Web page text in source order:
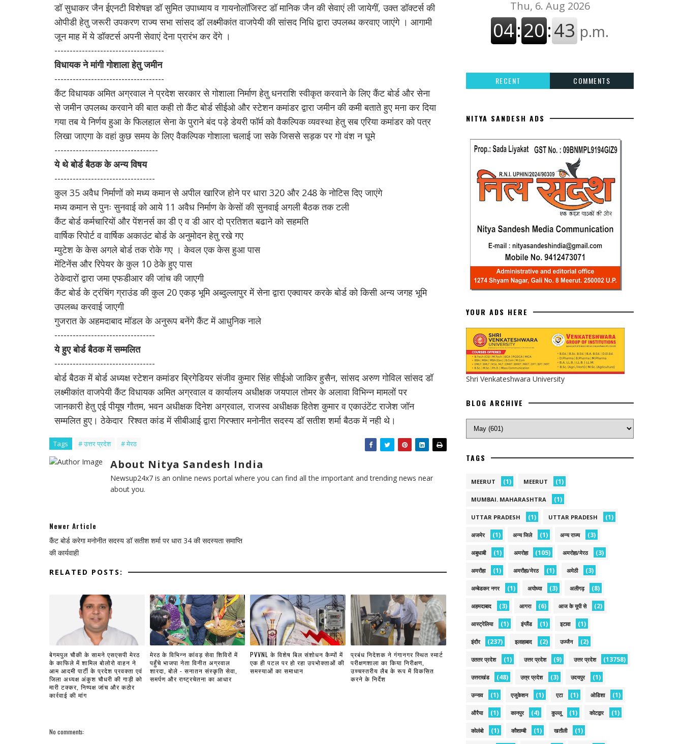
डॉ सुधाकर जैन ईएनटी विशेषज्ञ डॉ सुमित उपाध्याय व गायनोलॉजिस्ट डॉ मानिक जैन की सेवाएं ली जायेगीं, उक्त डॉक्टर्स की
ओपीडी हेतु जरूरी उपकरण राज्य सभा सांसद डॉ लक्ष्मीकांत वाजपेयी की सांसद निधि द्वारा उपलब्ध करवाए जाएंगे । आगामी
जून माह में ये डॉक्टर्स अपनी सेवाएं देना प्रारंभ कर देंगे ।
------------------------------------
विधायक ने मांगी गोशाला हेतु जमीन
------------------------------------
कैंट विधायक अमित अग्रवाल ने प्रदेश सरकार से गोशाला निर्माण हेतु धनराशि स्वीकृत करवाने के लिए कैंट बोर्ड और सेना
से जमीन उपलब्ध करवाने की बात कही तो कैंट बोर्ड सीईओ और स्टेशन कमांडर द्वारा जमीन की कमी बताते हुए मना कर दिया
गया तब ये निर्णय हुआ के फिलहाल सेना के पुराने बंद पड़े डेयरी फॉर्म को वैकल्पिक व्यवस्था हेतु सब एरिया कमांडर को पत्र
लिखा जाएगा के वहां कुछ समय के लिए वैकल्पिक गोशाला चलाई जा सके जिससे सड़क पर गो वंश न घूमे
----------------------------------
ये थे बोर्ड बैठक के अन्य विषय
---------------------------------
कुल 35 अवैध निर्माणों को मध्य कमान से अपील खारिज होने पर धारा 320 और 248 के नोटिस दिए जाएंगे
मध्य कमान से पुनः सुनवाई को आये 11 अवैध निर्माण के केसों की सुनवाई अगली बैठक तक टली
कैंट बोर्ड कर्मचारियों और पेंशनर्स का डी ए व डी आर दो प्रतिशत बढाने को सहमति
वार्षिक रिपोर्ट व वार्षिक अकाउंट बोर्ड के अनुमोदन हेतु रखे गए
म्युटेश के केस अगले बोर्ड तक रोके गए । केवल एक केस हुआ पास
मेंटिनेंस और रिपेयर के कुल 10 ठेके हुए पास
ठेकेदारों द्वारा जमा एफडीआर की जांच की जाएगी
कैंट बोर्ड के ट्रंचिंग ग्राउंड की कुल 20 एकड़ भूमि अब्दुल्लापुर में सेना द्वारा एक्वायर करके बोर्ड को किसी अन्य जगह भूमि
उपलब्ध करवाई जाएगी
गुजरात के अहमदाबाद मॉडल के अनुरूप बनेंगे कैंट में आधुनिक नाले
---------------------------------
ये हुए बोर्ड बैठक में सम्मलित
---------------------------------
बोर्ड बैठक में बोर्ड अध्यक्ष स्टेशन कमांडर ब्रिगेडियर संजीव कुमार सिंह सीईओ जाकिर हुसैन, सांसद अरुण गोविल सांसद डॉ
लक्ष्मीकांत वाजपेयी कैंट विधायक अमित अग्रवाल व कार्यालय अधीक्षक जयपाल तोमर के अलावा विभिन्न मामलों पर
जानकारी हेतु एई पीयूष गौतम, भवन अधीक्षक दिनेश अग्रवाल, राजस्व अधीक्षक हितेश कुमार व एकाउंटेंट राजेश जॉन
सम्मलित हुए। ठेकेदार रिश्वत कांड में सीबीआई द्वारा गिरफ्तार मनोनीत सदस्य डॉ सतीश शर्मा बैठक में नही थे।
Tags # उत्तर प्रदेश # मेरठ
About Nitya Sandesh India
Newsup24x7 is an online news portal where you can find all the important and trending news near
about you.
Newer Article
कैंट बोर्ड करेगा मनोनीत सदस्य डॉ सतीश शर्मा पर धारा 34 की सदस्यता समाप्ति
की कार्यवाही
RELATED POSTS:
बेगमपुल चौकी के सामने एसएसपी मेरठ
के काफिले में शामिल बोलोरो वाहन ने
आम आदमी पार्टी के प्रदेश प्रवक्ता एवं
जिला अध्यक्ष अंकुश चौधरी की गाड़ी को
मारी टक्कर, निष्पक्ष जांच और कठोर
कार्रवाई की मांग
मेरठ के विभिन्न कांवड़ सेवा शिविरों में
पहुँचे भाजपा नेता विनीत अग्रवाल
शारदा, बोले - सनातन संस्कृति सेवा,
समर्पण और राष्ट्रचेतना का आधार
PVVNL के विशेष बिल संशोधन कैम्पों में
एक ही पटल पर हो रहा उपभोक्ताओं की
समस्याओं का समाधान
प्रबंध निदेशक ने गंगानगर स्थित स्मार्ट
परीक्षणशाला का किया निरीक्षण,
उच्चस्तरीय लैब के रूप में विकसित
करने के निर्देश
No comments:
RECENT COMMENTS
NITYA SANDESH ADS
YOUR ADS HERE
Shri Venkateshwara University
BLOG ARCHIVE
TAGS
MEERUT (1) MEERUT (1)
MUMBAI. MAHARASHTRA (1)
UTTAR PRADESH (1) UTTAR PRADESH (1)
अजमेर (1) अन्य जिले (1) अन्य राज्य (3)
अबुधाबी (1) अमरोहा (105) अमरोहा/मेरठ (3)
अमरौहा (1) अमरौहा/मेरठ (1) अमेठी (3)
अम्बेडकर नगर (1) अयोध्या (3) अलीगढ़ (8)
अहमदाबाद (3) आगरा (6) आज के यूपी से (2)
आस्ट्रेलिया (1) इंग्लैंड (1) इटावा (1)
इंदौर (237) इलाहाबाद (2) उज्जैन (2)
उततर प्रदेश (1) उत्तर प्रदेश (9) उत्तर प्रदेश (13758)
उत्तराखंड (48) उत्त्र प्रदेश (3) उदयपुर (1)
उन्नाव (1) एजुकेशन (1) एटा (1) ओडिशा (1)
औरैया (1) कानपुर (4) कुल्लू (1) कोटद्वार (1)
कोलंबो (1) कौशाम्बी (1) खतौली (1)